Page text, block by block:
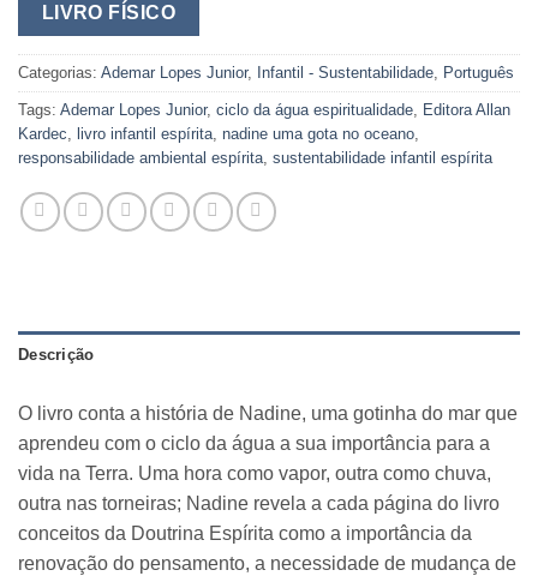
LIVRO FÍSICO
Categorias: Ademar Lopes Junior, Infantil - Sustentabilidade, Português
Tags: Ademar Lopes Junior, ciclo da água espiritualidade, Editora Allan
Kardec, livro infantil espírita, nadine uma gota no oceano,
responsabilidade ambiental espírita, sustentabilidade infantil espírita
Descrição
O livro conta a história de Nadine, uma gotinha do mar que
aprendeu com o ciclo da água a sua importância para a
vida na Terra. Uma hora como vapor, outra como chuva,
outra nas torneiras; Nadine revela a cada página do livro
conceitos da Doutrina Espírita como a importância da
renovação do pensamento, a necessidade de mudança de